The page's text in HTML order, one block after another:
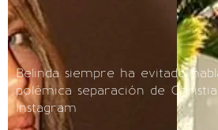
Belinda siempre ha evitado
polémica separación de
Instagram